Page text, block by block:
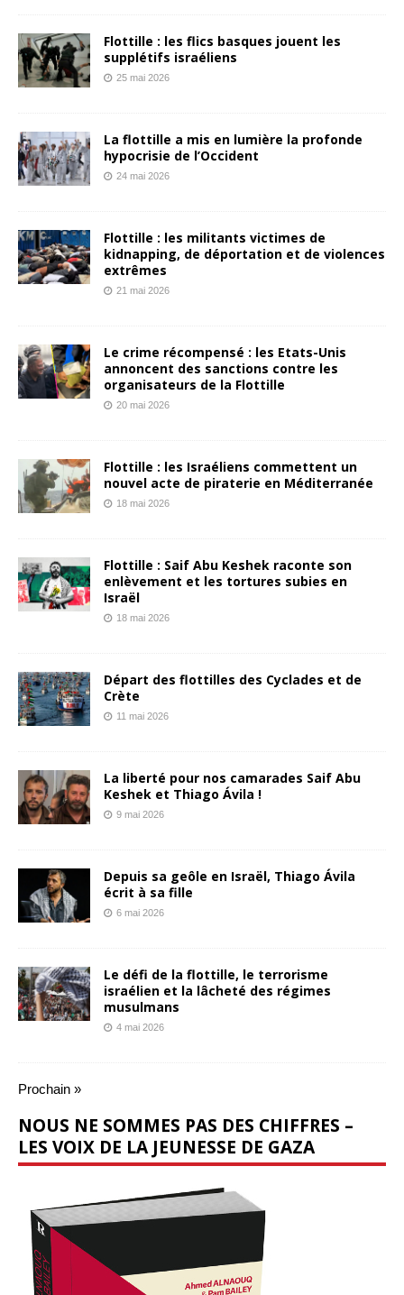
Flottille : les flics basques jouent les
supplétifs israéliens
25 mai 2026
La flottille a mis en lumière la profonde
hypocrisie de l’Occident
24 mai 2026
Flottille : les militants victimes de
kidnapping, de déportation et de violences
extrêmes
21 mai 2026
Le crime récompensé : les Etats-Unis
annoncent des sanctions contre les
organisateurs de la Flottille
20 mai 2026
Flottille : les Israéliens commettent un
nouvel acte de piraterie en Méditerranée
18 mai 2026
Flottille : Saif Abu Keshek raconte son
enlèvement et les tortures subies en
Israël
18 mai 2026
Départ des flottilles des Cyclades et de
Crète
11 mai 2026
La liberté pour nos camarades Saif Abu
Keshek et Thiago Ávila !
9 mai 2026
Depuis sa geôle en Israël, Thiago Ávila
écrit à sa fille
6 mai 2026
Le défi de la flottille, le terrorisme
israélien et la lâcheté des régimes
musulmans
4 mai 2026
Prochain »
NOUS NE SOMMES PAS DES CHIFFRES –
LES VOIX DE LA JEUNESSE DE GAZA